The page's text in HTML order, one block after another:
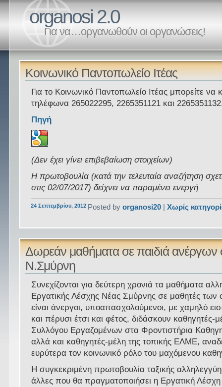
organosi 2.0
Για να…οργανωθούν οι οργανώσεις!
Κοινωνικό Παντοπωλείο Ιτέας
Για το Κοινωνικό Παντοπωλείο Ιτέας μπορείτε να
τηλέφωνα 265022295, 2265351121 και
Πηγή
(Δεν έχει γίνει επιβεβαίωση στοιχείων)
Η πρωτοβουλία (κατά την τελευταία αναζήτηση
στις 02/07/2017) δείχνει να παραμένει ενεργή
24 Σεπτεμβρίου, 2012 Posted byorganosi20 |Χωρίς
Δωρεάν μαθήματα σε παιδιά ανέργων
Ν.Σμύρνη
Συνεχίζονται για δεύτερη χρονιά τα μαθήματα
Εργατικής Λέσχης Νέας Σμύρνης σε μαθητές των
είναι άνεργοι, υποαπασχολούμενοι, με χαμηλό
και πέρυσι έτσι και φέτος, διδάσκουν καθηγητές-
Συλλόγου Εργαζομένων στα Φροντιστήρια
αλλά και καθηγητές-μέλη της τοπικής ΕΛΜΕ,
ευρύτερα τον κοινωνικό ρόλο του μαχόμενου
Η συγκεκριμένη πρωτοβουλία ταξικής
άλλες που θα πραγματοποιήσει η Εργατική